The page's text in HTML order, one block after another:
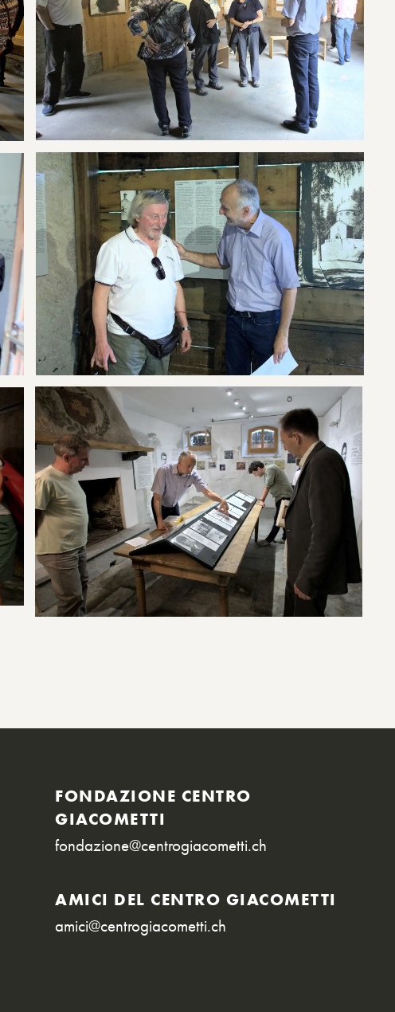
FONDAZIONE CENTRO
GIACOMETTI
fondazione@centrogiacometti.ch
AMICI DEL CENTRO GIACOMETTI
amici@centrogiacometti.ch